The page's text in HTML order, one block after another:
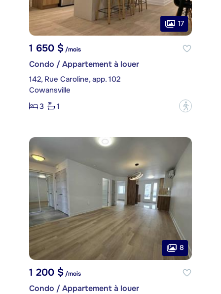
17
1 650 $/mois
Condo / Appartement à louer
142, Rue Caroline, app. 102
Cowansville
3
1 ?
8
1 200 $ /mois
Condo / Appartement à louer